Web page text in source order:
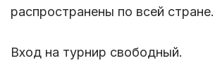
распространены по всей стране.
Вход на турнир свободный.